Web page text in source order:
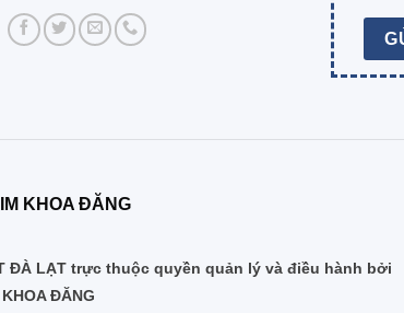
KHOA ĐĂNG
ĐÀ LẠT trực thuộc quyền quản lý và điều hành bởi
ĐĂNG